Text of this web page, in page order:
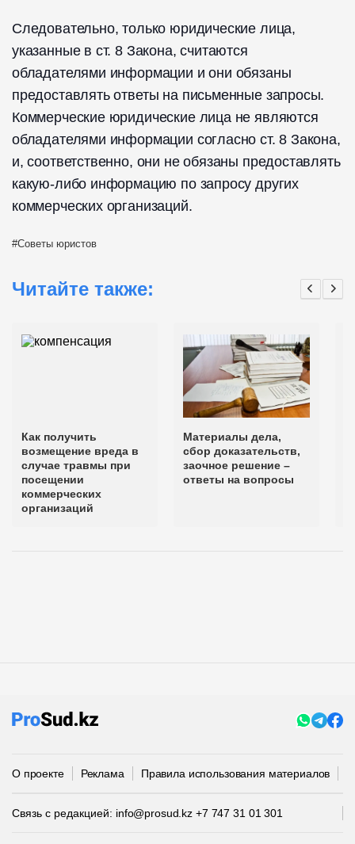
Следовательно, только юридические лица,
указанные в ст. 8 Закона, считаются
обладателями информации и они обязаны
предоставлять ответы на письменные запросы.
Коммерческие юридические лица не являются
обладателями информации согласно ст. 8 Закона,
и, соответственно, они не обязаны предоставлять
какую-либо информацию по запросу других
коммерческих организаций.
Советы юристов
Читайте также:
Как получить
возмещение вреда в
случае травмы при
посещении
коммерческих
организаций
Материалы дела,
сбор доказательств,
заочное решение –
ответы на вопросы
О проекте Реклама Правила использования материалов
Связь с редакцией: info@prosud.kz +7 747 31 01 301